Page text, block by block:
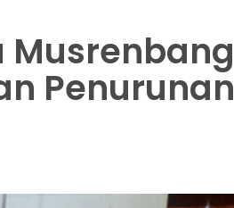
Musrenbang
Penurunan